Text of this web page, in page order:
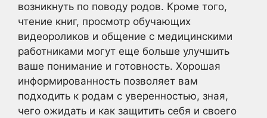
возникнуть по поводу родов. Кроме того,
чтение книг, просмотр обучающих
видеороликов и общение с медицинскими
работниками могут еще больше улучшить
ваше понимание и готовность. Хорошая
информированность позволяет вам
подходить к родам с уверенностью, зная,
чего ожидать и как защитить себя и своего